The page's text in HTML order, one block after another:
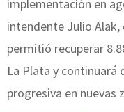
implementación en
intendente Julio Alak,
permitió recuperar
La Plata y continuará
progresiva en nuevas